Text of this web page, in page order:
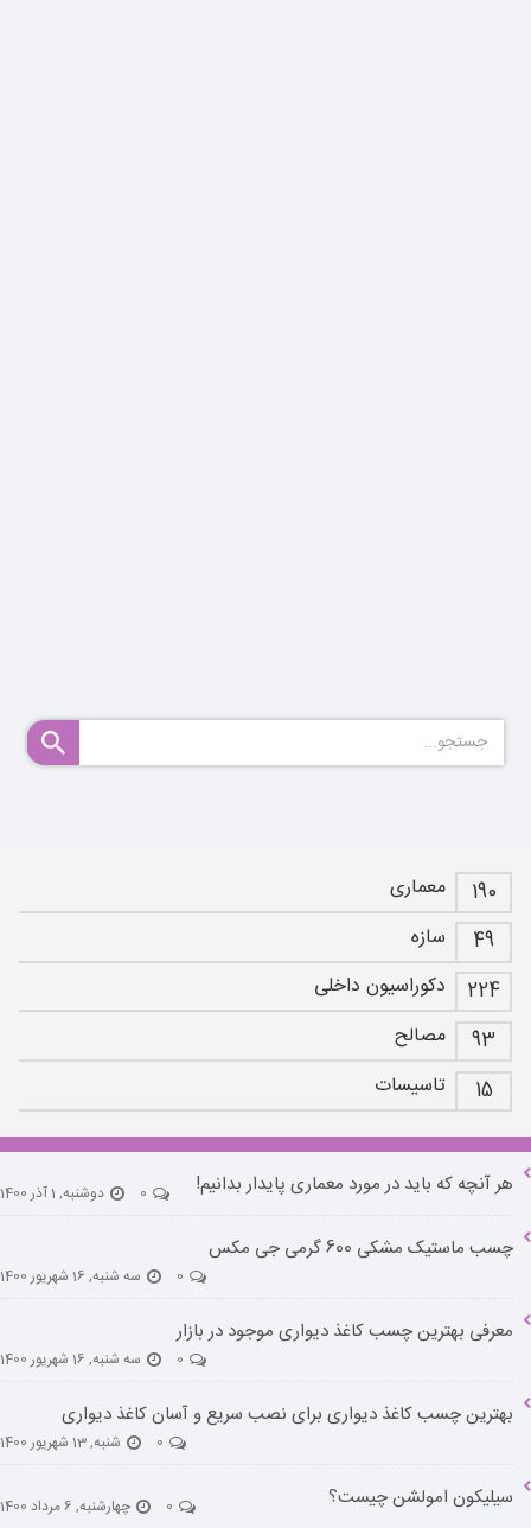
معماری
190
سازه
49
دکوراسیون داخلی
224
مصالح
93
تاسیسات
15
هر آنچه که باید در مورد معماری پایدار بدانیم! 0 دوشنبه, 1 آذر 1400
چسب ماستیک مشکی 600 گرمی جی مکس
0 سه شنبه, 16 شهریور 1400
معرفی بهترین چسب کاغذ دیواری موجود در بازار
0 سه شنبه, 16 شهریور 1400
بهترین چسب کاغذ دیواری برای نصب سریع و آسان کاغذ دیواری
0 شنبه, 13 شهریور 1400
سیلیکون امولشن چیست؟ 0 چهارشنبه, 6 مرداد 1400